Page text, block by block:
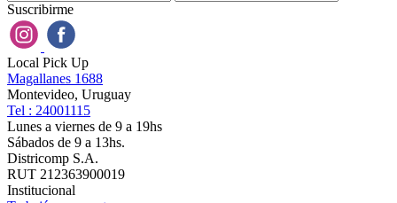
Suscribirme
Local Pick Up
Magallanes 1688
Montevideo, Uruguay
Tel : 24001115
Lunes a viernes de 9 a 19hs
Sábados de 9 a 13hs.
Districomp S.A.
RUT 212363900019
Institucional